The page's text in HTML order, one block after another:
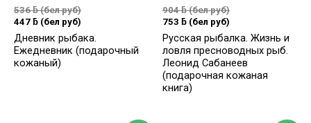
536ƃ(бел руб)
447 ƃ (бел руб)
Дневник рыбака.
Ежедневник (подарочный
кожаный)
904ƃ(бел руб)
753 ƃ (бел руб)
Русская рыбалка. Жизнь и
ловля пресноводных рыб.
Леонид Сабанеев
(подарочная кожаная
книга)